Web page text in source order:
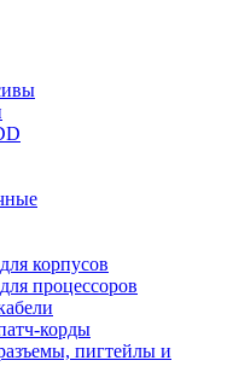
корпусов
процессоров
корды
пигтейлы и